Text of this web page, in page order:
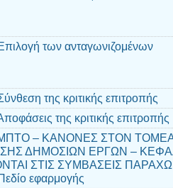
των ανταγωνιζομένων
της κριτικής επιτροπής
της κριτικής επιτροπής
– ΚΑΝΟΝΕΣ ΣΤΟΝ
ΔΗΜΟΣΙΩΝ ΕΡΓΩΝ –
ΣΤΙΣ ΣΥΜΒΑΣΕΙΣ
εφαρμογής